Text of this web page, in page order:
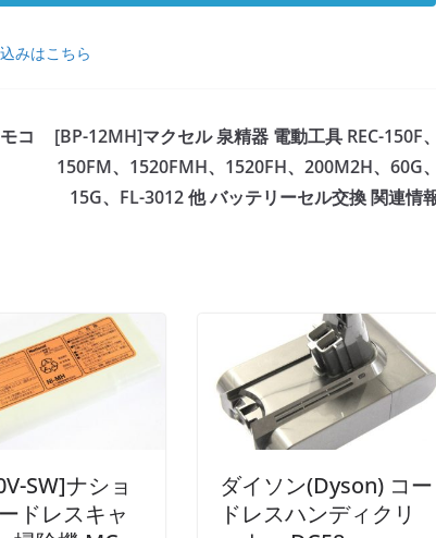
みはこちら
コ
[BP-12MH]マクセル 泉精器 電動工具 REC-150F、
150FM、1520FMH、1520FH、200M2H、60G、
15G、FL-3012 他 バッテリーセル交換 関連情
SW]ナショ
ドレスキャ
ダイソン(Dyson) コー
ドレスハンディクリ